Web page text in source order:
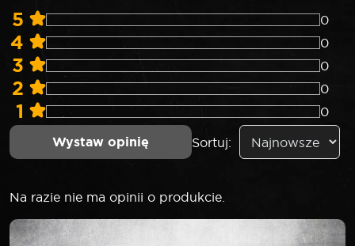
5 0
4 0
3 0
2 0
1 0
Wystaw opinię Sortuj:
Na razie nie ma opinii o produkcie.
NAPISZ PIERWSZĄ